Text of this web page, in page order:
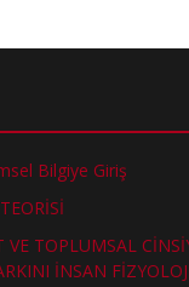
Bilgiye Giriş
VE TOPLUMSAL
İNSAN